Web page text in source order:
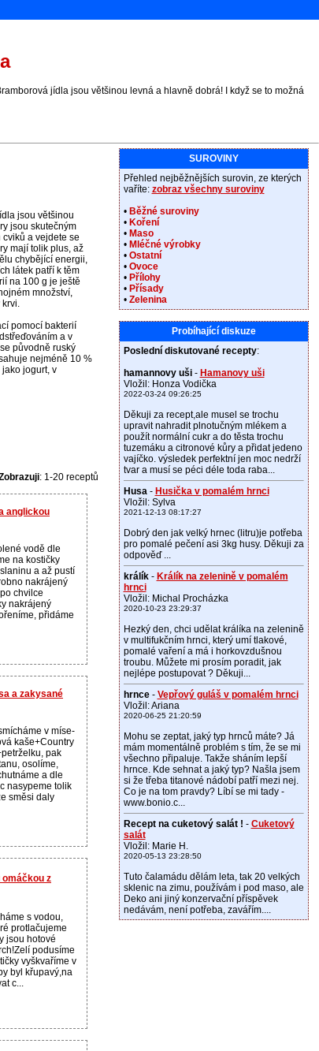
jídla jsou většinou levná a hlavně dobrá! I když se to možná
jsou většinou
jsou skutečným
a vejdete se
mají tolik plus, až
chybějící energii,
látek patří k těm
na 100 g je ještě
množství,
pomocí bakterií
a v
původně ruský
nejméně 10 %
jogurt, v
: 1-20 receptů
anglickou
vodě dle
na kostičky
a až pustí
nakrájený
chvilce
nakrájený
přidáme
a zakysané
v míse-
kaše+Country
pak
osolíme,
a dle
nasypeme tolik
směsi daly
z
s vodou,
protlačujeme
jsou hotové
podusíme
vyškvaříme v
byl křupavý,na
c...
SUROVINY
Přehled nejběžnějších surovin, ze kterých
vaříte: zobraz všechny suroviny
• Běžné suroviny
• Koření
• Maso
• Mléčné výrobky
• Ostatní
• Ovoce
• Přílohy
• Přísady
• Zelenina
Probíhající diskuze
Poslední diskutované recepty:
hamannovy uši- Hamanovy uši
Vložil: Honza Vodička
2022-03-24 09:26:25
Děkuji za recept,ale musel se trochu
upravit nahradit plnotučným mlékem a
použít normální cukr a do těsta trochu
tuzemáku a citronové kůry a přidat jedeno
vajíčko. výsledek perfektní jen moc nedrží
tvar a musí se péci déle toda raba...
Husa- Husička v pomalém hrnci
Vložil: Sylva
2021-12-13 08:17:27
Dobrý den jak velký hrnec (litru)je potřeba
pro pomalé pečení asi 3kg husy. Děkuji za
odpověď ...
králík- Králík na zelenině v pomalém
hrnci
Vložil: Michal Procházka
2020-10-23 23:29:37
Hezký den, chci udělat králíka na zelenině
v multifukčním hrnci, který umí tlakové,
pomalé vaření a má i horkovzdušnou
troubu. Můžete mi prosím poradit, jak
nejlépe postupovat ? Děkuji...
hrnce- Vepřový guláš v pomalém hrnci
Vložil: Ariana
2020-06-25 21:20:59
Mohu se zeptat, jaký typ hrnců máte? Já
mám momentálně problém s tím, že se mi
všechno připaluje. Takže sháním lepší
hrnce. Kde sehnat a jaký typ? Našla jsem
si že třeba titanové nádobí patří mezi nej.
Co je na tom pravdy? Líbí se mi tady -
www.bonio.c...
Recept na cuketový salát ! - Cuketový
salát
Vložil: Marie H.
2020-05-13 23:28:50
Tuto čalamádu dělám leta, tak 20 velkých
sklenic na zimu, používám i pod maso, ale
Deko ani jiný konzervační příspěvek
nedávám, není potřeba, zavářím....